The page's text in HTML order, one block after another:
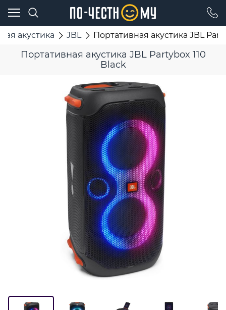
акустика JBL Портативная акустика JBL
Портативная акустика JBL Partybox 110
Black